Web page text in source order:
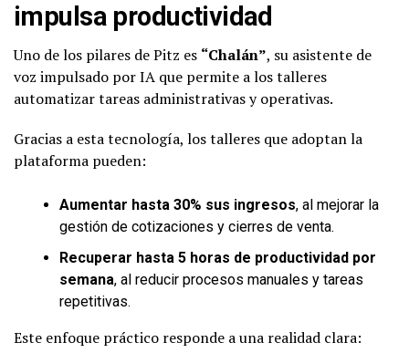
impulsa productividad
Uno de los pilares de Pitz es “Chalán”, su asistente de
voz impulsado por IA que permite a los talleres
automatizar tareas administrativas y operativas.
Gracias a esta tecnología, los talleres que adoptan la
plataforma pueden:
Aumentar hasta 30% sus ingresos, al mejorar la
gestión de cotizaciones y cierres de venta.
Recuperar hasta 5 horas de productividad por
semana, al reducir procesos manuales y tareas
repetitivas.
Este enfoque práctico responde a una realidad clara: